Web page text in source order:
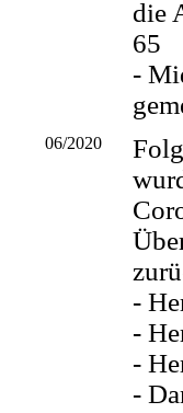
die
65
-
06/2020
-
-
-
-